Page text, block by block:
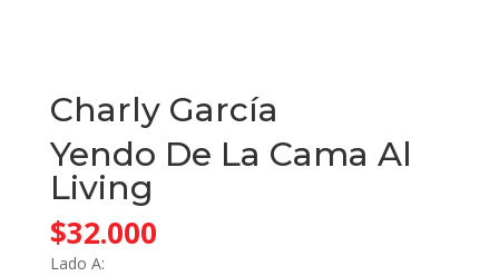
Charly García
Yendo De La Cama Al
Living
$32.000
Lado A: